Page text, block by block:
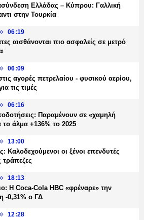
Ελλάδας – Κύπρου: Γαλλική
στην Τουρκία
06:19
αισθάνονται πιο ασφαλείς σε μετρό
06:09
αγορές πετρελαίου - φυσικού αερίου,
τις τιμές
06:16
Παραμένουν σε «χαμηλή
άλμα +136% το 2025
13:00
Καλοδεχούμενοι οι ξένοι επενδυτές
τράπεζες
18:13
Η Coca-Cola ΗBC «φρέναρε» την
-0,31% ο ΓΔ
12:28